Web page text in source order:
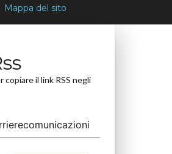
Mappa del sito
copiare il link RSS negli